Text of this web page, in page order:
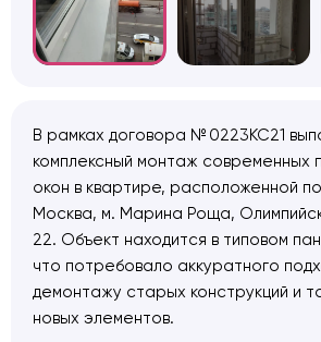
В рамках договора № 0223КС21
комплексный монтаж современных
окон в квартире, расположенной
Москва, м. Марина Роща,
22. Объект находится в типовом
что потребовало аккуратного
демонтажу старых конструкций и
новых элементов.